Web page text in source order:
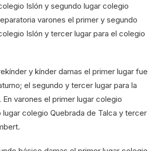
Islón y segundo lugar colegio
varones el primer y segundo
Islón y tercer lugar para el colegio
y kínder damas el primer lugar fue
el segundo y tercer lugar para la
varones el primer lugar colegio
lugar colegio Quebrada de Talca y tercer